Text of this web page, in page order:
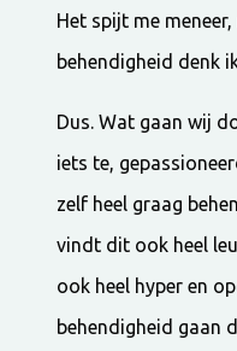
Het spijt me
behendigheid denk
Dus. Wat gaan wij
iets te,
zelf heel graag
vindt dit ook heel
ook heel hyper en
behendigheid gaan